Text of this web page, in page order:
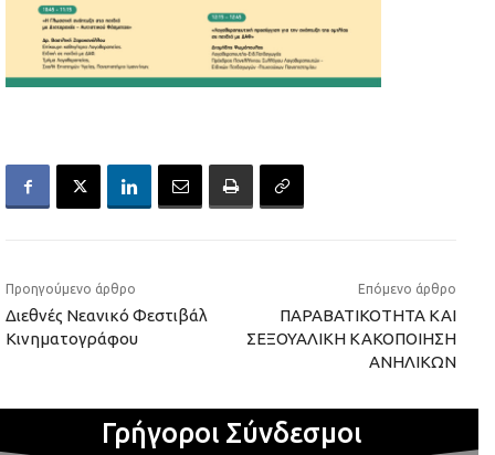
Προηγούμενο άρθρο
Διεθνές Νεανικό Φεστιβάλ
Κινηματογράφου
Επόμενο άρθρο
ΠΑΡΑΒΑΤΙΚΟΤΗΤΑ ΚΑΙ
ΣΕΞΟΥΑΛΙΚΗ ΚΑΚΟΠΟΙΗΣΗ
ΑΝΗΛΙΚΩΝ
Γρήγοροι Σύνδεσμοι